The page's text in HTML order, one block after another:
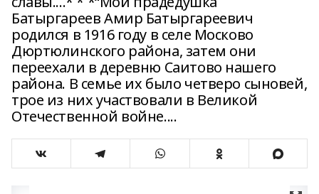
Батыргареев Амир Батыргареевич
родился в 1916 году в селе Москово
Дюртюлинского района, затем они
переехали в деревню Саитово нашего
района. В семье их было четверо сыновей,
трое из них участвовали в Великой
Отечественной войне....